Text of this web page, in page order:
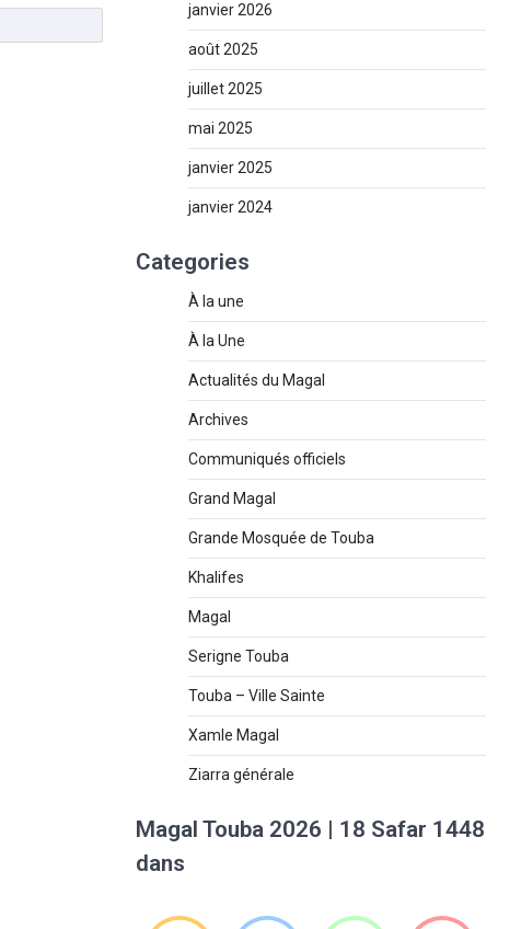
janvier 2026
août 2025
juillet 2025
mai 2025
janvier 2025
janvier 2024
Categories
À la une
À la Une
Actualités du Magal
Archives
Communiqués officiels
Grand Magal
Grande Mosquée de Touba
Khalifes
Magal
Serigne Touba
Touba – Ville Sainte
Xamle Magal
Ziarra générale
Magal Touba 2026 | 18 Safar 1448
dans